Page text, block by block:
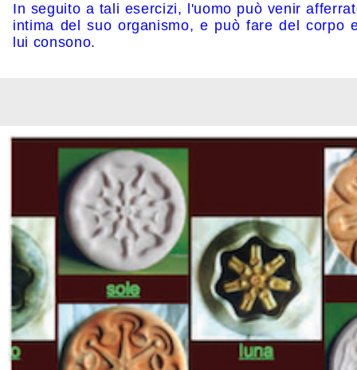
In seguito a tali esercizi, l'uomo può venir
intima del suo organismo, e può fare del corpo
lui consono.